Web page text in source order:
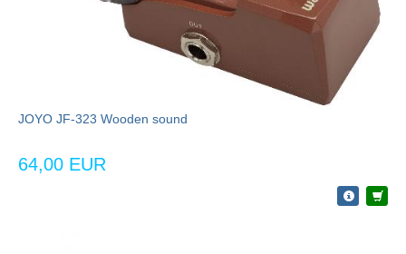
JOYO JF-323 Wooden sound
64,00 EUR